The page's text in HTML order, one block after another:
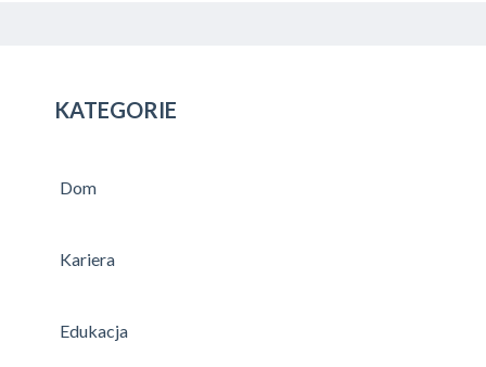
KATEGORIE
Dom
Kariera
Edukacja